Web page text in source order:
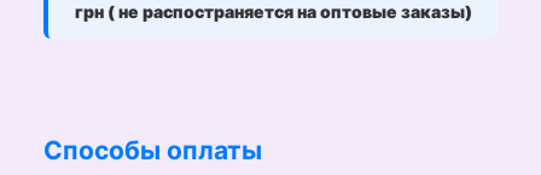
грн ( не распостраняется на оптовые заказы)
Способы оплаты